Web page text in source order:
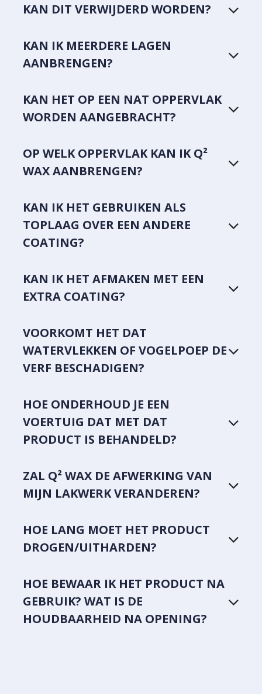
KAN DIT VERWIJDERD WORDEN?
KAN IK MEERDERE LAGEN
AANBRENGEN?
KAN HET OP EEN NAT OPPERVLAK
WORDEN AANGEBRACHT?
OP WELK OPPERVLAK KAN IK Q²
WAX AANBRENGEN?
KAN IK HET GEBRUIKEN ALS
TOPLAAG OVER EEN ANDERE
COATING?
KAN IK HET AFMAKEN MET EEN
EXTRA COATING?
VOORKOMT HET DAT
WATERVLEKKEN OF VOGELPOEP DE
VERF BESCHADIGEN?
HOE ONDERHOUD JE EEN
VOERTUIG DAT MET DAT
PRODUCT IS BEHANDELD?
ZAL Q² WAX DE AFWERKING VAN
MIJN LAKWERK VERANDEREN?
HOE LANG MOET HET PRODUCT
DROGEN/UITHARDEN?
HOE BEWAAR IK HET PRODUCT NA
GEBRUIK? WAT IS DE
HOUDBAARHEID NA OPENING?